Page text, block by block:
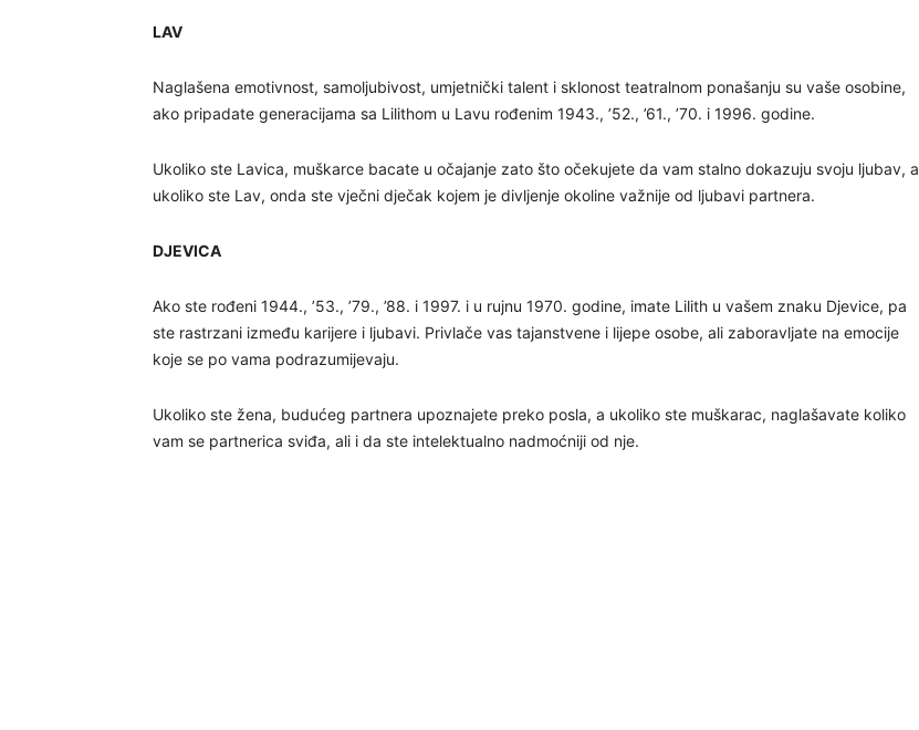
LAV
Naglašena emotivnost, samoljubivost, umjetnički talent i sklonost teatralnom ponašanju su vaše osobine,
ako pripadate generacijama sa Lilithom u Lavu rođenim 1943., ’52., ’61., ’70. i 1996. godine.
Ukoliko ste Lavica, muškarce bacate u očajanje zato što očekujete da vam stalno dokazuju svoju ljubav, a
ukoliko ste Lav, onda ste vječni dječak kojem je divljenje okoline važnije od ljubavi partnera.
DJEVICA
Ako ste rođeni 1944., ’53., ’79., ’88. i 1997. i u rujnu 1970. godine, imate Lilith u vašem znaku Djevice, pa
ste rastrzani između karijere i ljubavi. Privlače vas tajanstvene i lijepe osobe, ali zaboravljate na emocije
koje se po vama podrazumijevaju.
Ukoliko ste žena, budućeg partnera upoznajete preko posla, a ukoliko ste muškarac, naglašavate koliko
vam se partnerica sviđa, ali i da ste intelektualno nadmoćniji od nje.